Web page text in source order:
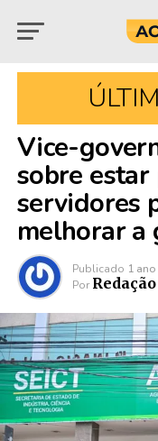
Vice-
sobre
servidores
melhorar a
Publicado 1
Por